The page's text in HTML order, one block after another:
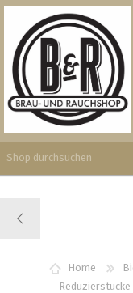
WUNSCHLISTE
Home
Reduzierstücke